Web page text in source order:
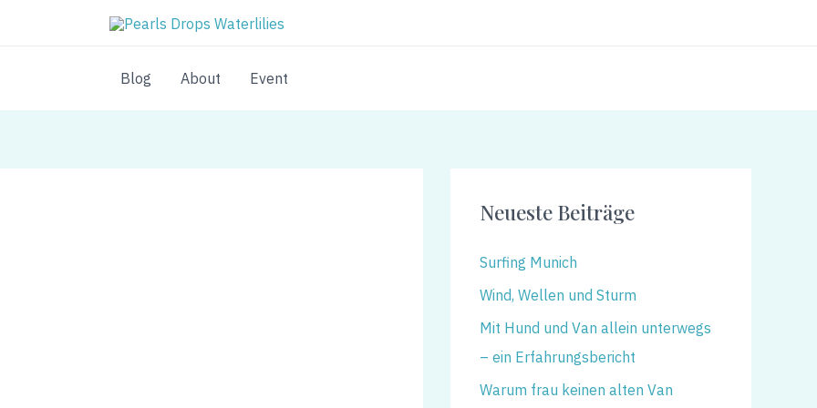
Blog
About Event
Neueste Beiträge
Surfing Munich
Wind, Wellen und Sturm
Mit Hund und Van allein unterwegs
– ein Erfahrungsbericht
Warum frau keinen alten Van